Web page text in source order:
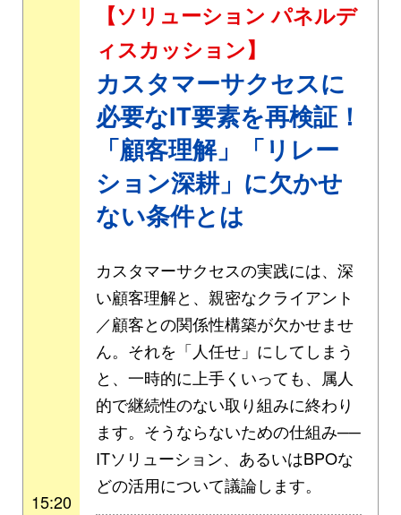
15:20
【ソリューション パネルデ
ィスカッション】
カスタマーサクセスに
必要なIT要素を再検証！
「顧客理解」「リレー
ション深耕」に欠かせ
ない条件とは
カスタマーサクセスの実践には、深
い顧客理解と、親密なクライアント
／顧客との関係性構築が欠かせませ
ん。それを「人任せ」にしてしまう
と、一時的に上手くいっても、属人
的で継続性のない取り組みに終わり
ます。そうならないための仕組み──
ITソリューション、あるいはBPOな
どの活用について議論します。